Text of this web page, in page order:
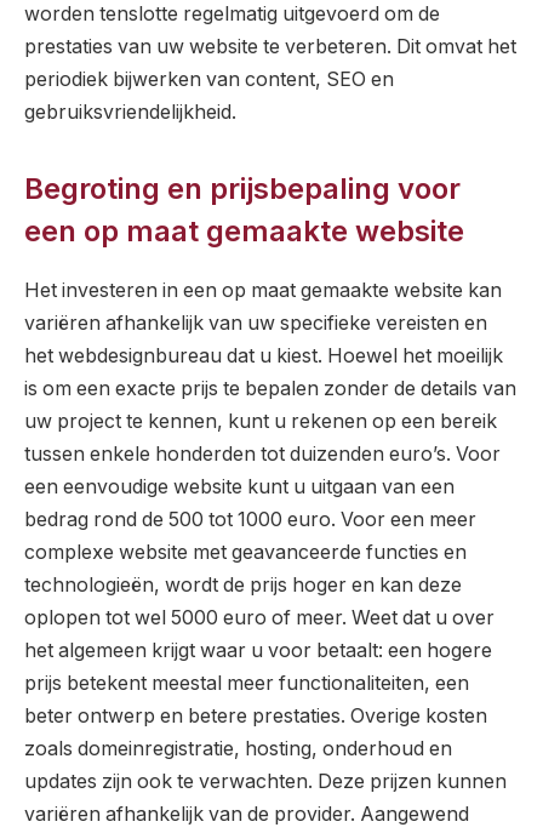
worden tenslotte regelmatig uitgevoerd om de
prestaties van uw website te verbeteren. Dit omvat het
periodiek bijwerken van content, SEO en
gebruiksvriendelijkheid.
Begroting en prijsbepaling voor
een op maat gemaakte website
Het investeren in een op maat gemaakte website kan
variëren afhankelijk van uw specifieke vereisten en
het webdesignbureau dat u kiest. Hoewel het moeilijk
is om een exacte prijs te bepalen zonder de details van
uw project te kennen, kunt u rekenen op een bereik
tussen enkele honderden tot duizenden euro’s. Voor
een eenvoudige website kunt u uitgaan van een
bedrag rond de 500 tot 1000 euro. Voor een meer
complexe website met geavanceerde functies en
technologieën, wordt de prijs hoger en kan deze
oplopen tot wel 5000 euro of meer. Weet dat u over
het algemeen krijgt waar u voor betaalt: een hogere
prijs betekent meestal meer functionaliteiten, een
beter ontwerp en betere prestaties. Overige kosten
zoals domeinregistratie, hosting, onderhoud en
updates zijn ook te verwachten. Deze prijzen kunnen
variëren afhankelijk van de provider. Aangewend